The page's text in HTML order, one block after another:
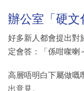
辦公室「硬文
好多新人都會提出對
定會答：「係咁㗎喇
高層唔明白下屬做嘅
出意見。